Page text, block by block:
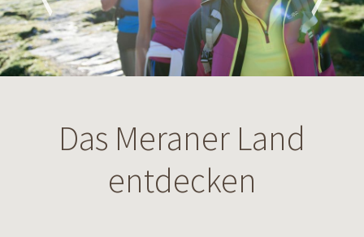
Das Meraner Land
entdecken